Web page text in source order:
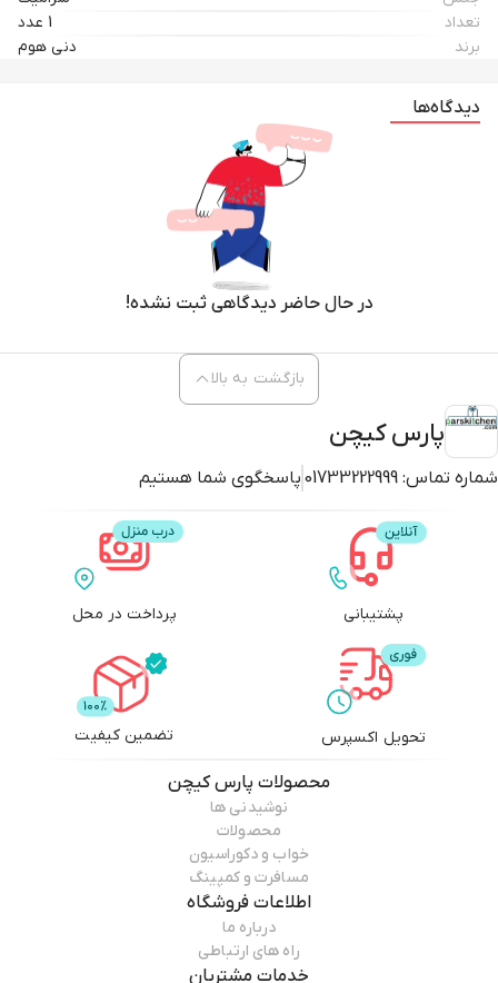
تعداد
1 عدد
برند
دنی هوم
دیدگاه‌ها
در حال حاضر دیدگاهی ثبت نشده!
پارس کیچن
شماره تماس: 01733222999 پاسخگوی شما هستیم
بازگشت به بالا
پشتیبانی پرداخت در محل
تحویل اکسپرس تضمین کیفیت
محصولات پارس کیچن
نوشیدنی ها
محصولات
خواب و دکوراسیون
مسافرت و کمپینگ
اطلاعات فروشگاه
درباره ما
راه های ارتباطی
خدمات مشتریان